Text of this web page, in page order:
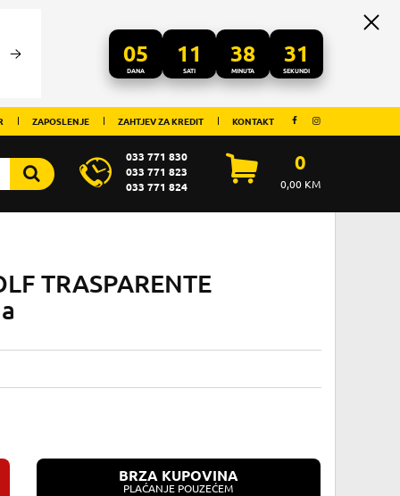
05
DANA
11
SATI
38
MINUTA
31
SEKUNDI
ZAPOSLENJE ZAHTJEV ZA KREDIT KONTAKT
033 771 830
033 771 823
033 771 824
0
0,00KM
TRASPARENTE
BRZA KUPOVINA
PLAĆANJE POUZEĆEM